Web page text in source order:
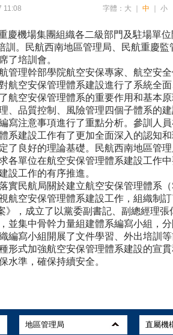
11:08 字體： 大 中 小
慶機場集團組織各二級部門及駐場單
訓。民航西南地區管理局、民航重慶監
了培訓會。
管理幹部學院航空安保專家、航空安
航空安保管理體系建設進行了系統全面
航空安保管理體系的重要作用和基本
、品質控制、風險管理四個子體系的
寫注意事項進行了重點分析。參訓人
系建設工作有了更加全面深入的認知
了良好的理論基礎。民航西南地區管
各單位在航空安保管理體系建設工作
設工作的有序推進。
實民航局關於建立航空安保管理體系
航空安保管理體系建設工作，組織制
》，成立了以黨委副書記、副總經理張
並集中骨幹力量組建體系編寫小組，
編寫小組開展了文件學習、外出培訓
形式加強航空安保管理體系建設的宣
水準，確保持續安全。